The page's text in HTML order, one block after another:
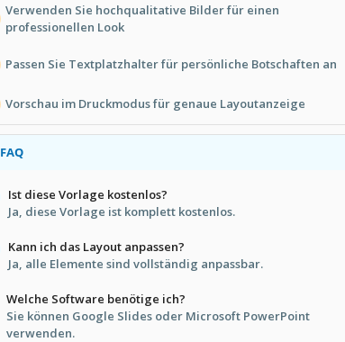
Verwenden Sie hochqualitative Bilder für einen
professionellen Look
Passen Sie Textplatzhalter für persönliche Botschaften an
Vorschau im Druckmodus für genaue Layoutanzeige
FAQ
Ist diese Vorlage kostenlos?
Ja, diese Vorlage ist komplett kostenlos.
Kann ich das Layout anpassen?
Ja, alle Elemente sind vollständig anpassbar.
Welche Software benötige ich?
Sie können Google Slides oder Microsoft PowerPoint
verwenden.